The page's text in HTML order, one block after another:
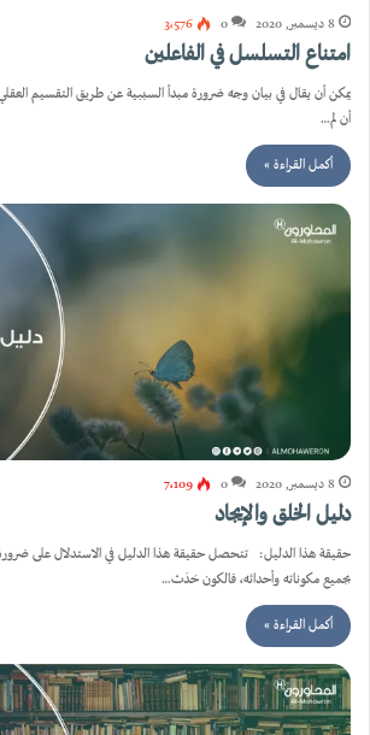
8 ديسمبر, 2020 0 3٬576
امتناع التسلسل في الفاعلين
يمكن أن يقال في بيان وجه ضرورة مبدأ السببية عن طريق التقسيم
أن لم…
أكمل القراءة »
8 ديسمبر, 2020 0 7٬109
دليل الخلق والإيجاد
حقيقة هذا الدليل: تتحصل حقيقة هذا الدليل في الاستدلال على
بجميع مكوناته وأحداثه، فالكون حَدَث…
أكمل القراءة »